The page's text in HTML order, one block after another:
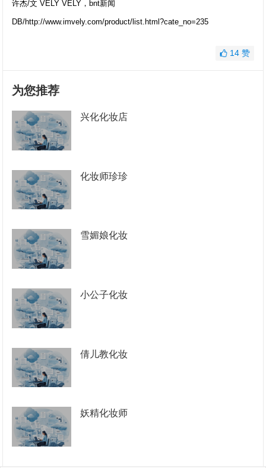
许杰/文 VELY VELY，bnt新闻
DB/http://www.imvely.com/product/list.html?cate_no=235
14 赞
为您推荐
兴化化妆店
化妆师珍珍
雪媚娘化妆
小公子化妆
倩儿教化妆
妖精化妆师